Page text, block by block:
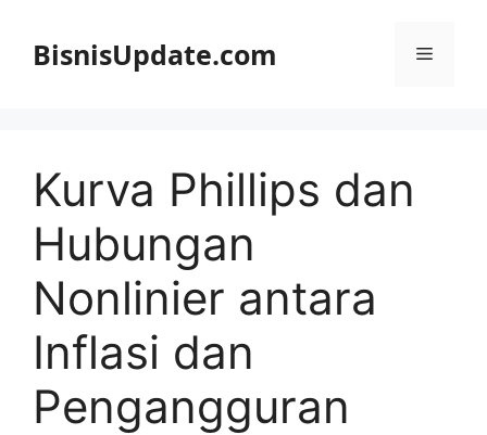
BisnisUpdate.com Menu
Kurva Phillips dan
Hubungan
Nonlinier antara
Inflasi dan
Pengangguran